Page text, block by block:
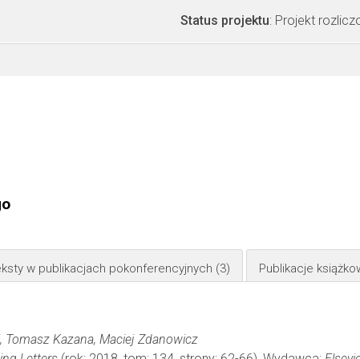
Status projektu: Projekt
w publikacjach pokonferencyjnych (3) Publikacje
Tomasz Kazana, Maciej Zdanowicz